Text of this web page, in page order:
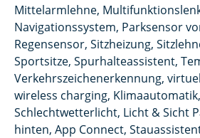
Mittelarmlehne,
Navigationssystem, Parksensor
Regensensor, Sitzheizung,
Sportsitze, Spurhalteassistent,
Verkehrszeichenerkennung,
wireless charging, Klimaautomatik,
Schlechtwetterlicht, Licht & Sicht
hinten, App Connect,